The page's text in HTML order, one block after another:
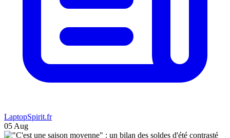
LaptopSpirit.fr
05 Aug